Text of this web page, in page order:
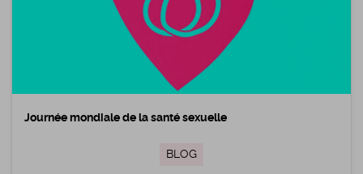
Journée mondiale de la santé sexuelle
BLOG